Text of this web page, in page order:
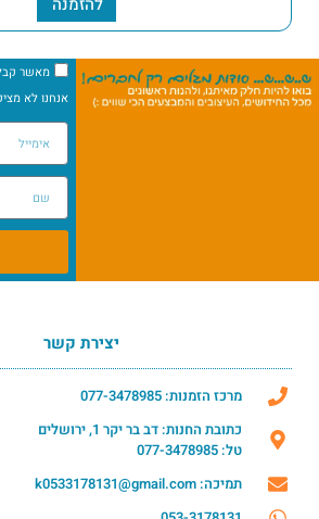
להזמנה
מאשר
אנחנו לא
יצירת קשר
מרכז הזמנות: 077-3478985
כתובת החנות: דב בר יקר 1, ירושלים
טל: 077-3478985
תמיכה: k0533178131@gmail.com